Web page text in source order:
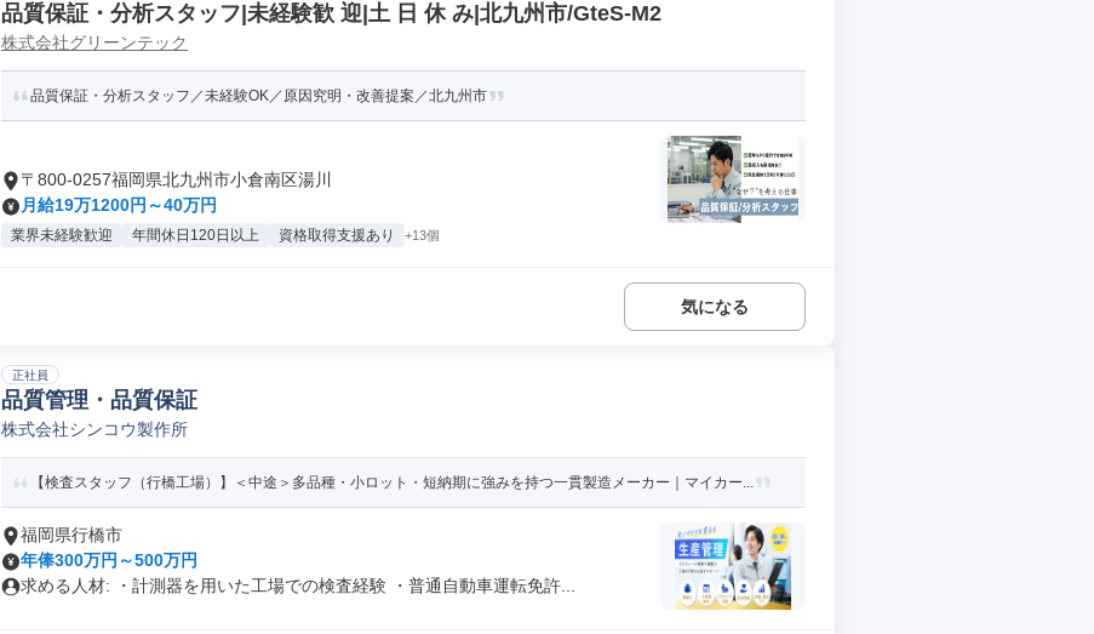
品質保証・分析スタッフ|未経験歓 迎|土 日 休 み|北九州市/GteS-M2
株式会社グリーンテック
品質保証・分析スタッフ／未経験OK／原因究明・改善提案／北九州市
〒800-0257福岡県北九州市小倉南区湯川
月給19万1200円～40万円
業界未経験歓迎 年間休日120日以上 資格取得支援あり +13個
気になる
正社員
品質管理・品質保証
株式会社シンコウ製作所
【検査スタッフ（行橋工場）】＜中途＞多品種・小ロット・短納期に強みを持つ一貫製造メーカー｜マイカー...
福岡県行橋市
年俸300万円～500万円
求める人材: ・計測器を用いた工場での検査経験 ・普通自動車運転免許...